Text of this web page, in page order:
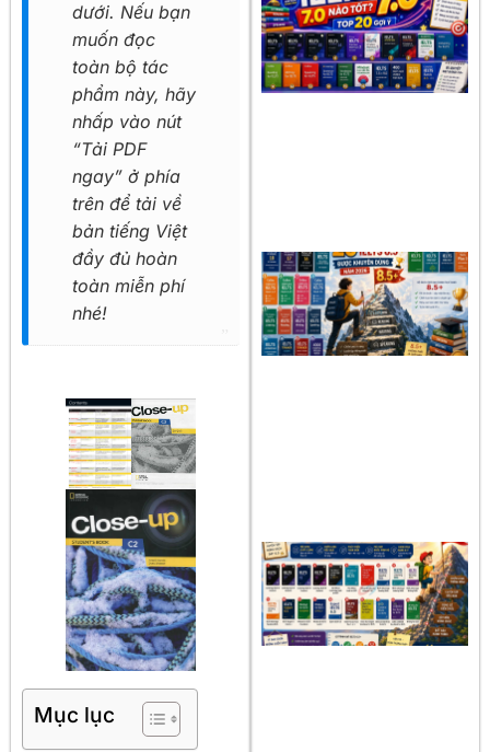
dưới. Nếu bạn
muốn đọc
toàn bộ tác
phẩm này, hãy
nhấp vào nút
“Tải PDF
ngay” ở phía
trên để tải về
bản tiếng Việt
đầy đủ hoàn
toàn miễn phí
nhé!
Mục lục